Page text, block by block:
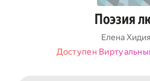
Поэзия
Елена
Доступен